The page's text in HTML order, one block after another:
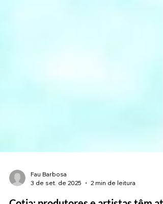
Fau Barbosa